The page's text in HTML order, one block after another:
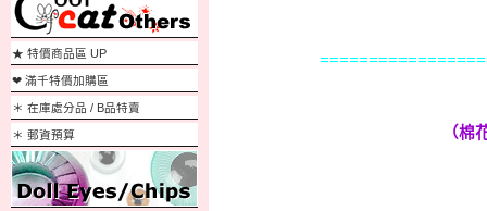
★ 特價商品區 UP
❤ 滿千特價加購區
＊ 在庫處分品 / B品特賣
＊ 郵資預算 （棉